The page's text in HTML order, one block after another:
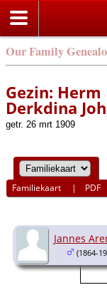
Our Family
Gezin:
Derkdina
getr. 26 mrt 1909
Familiekaart | PDF
Jannes
(1864-